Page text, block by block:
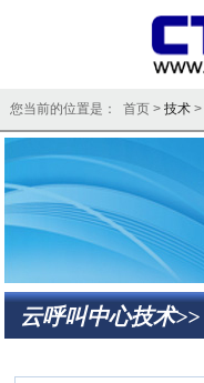
您当前的位置是： 首页 > 技术>
云呼叫中心技术>>